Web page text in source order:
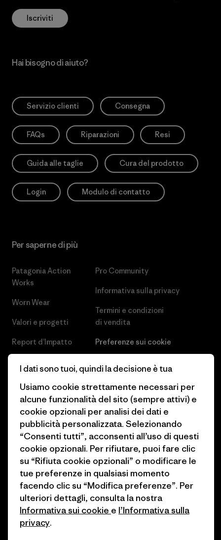
Iscriviti
Hai bisogno di aiuto?
Servizio clienti Consegna
FAQs Riparazioni Resi
Guida alle taglie Cura del prodotto
Login Modulo di contatto
Per saperne di più
Patagonia Action
Works
Worn Wear
Valori e progetti
Report d’Impatto
Obiettivi climatici
1% For The Planet
Come finanziamo
Buoni regalo
Trova un negozio
Pro Community
Informativa sulla privacy
Termini e condizioni
di vendita
Preferenze sui cookie
Industry program
Programma di affiliazione
Patagonia Svizzera Mappa del
sito
© 2026 Patagonia, Inc. All Rights Reserved.
I dati sono tuoi, quindi la decisione è tua
Usiamo cookie strettamente necessari per
alcune funzionalità del sito (sempre attivi) e
cookie opzionali per analisi dei dati e
pubblicità personalizzata. Selezionando
“Consenti tutti”, acconsenti all’uso di questi
cookie opzionali. Per rifiutare, puoi fare clic
su “Rifiuta cookie opzionali” o modificare le
tue preferenze in qualsiasi momento
facendo clic su “Modifica preferenze”. Per
ulteriori dettagli, consulta la nostra
Informativa sui cookie e l’Informativa sulla
privacy.